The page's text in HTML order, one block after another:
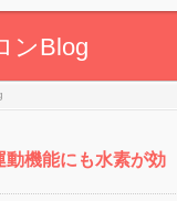
ンBlog
動機能にも水素が効